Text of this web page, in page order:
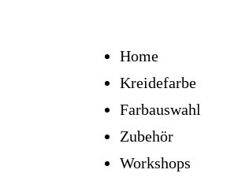
Home
Kreidefarbe
Farbauswahl
Zubehör
Workshops